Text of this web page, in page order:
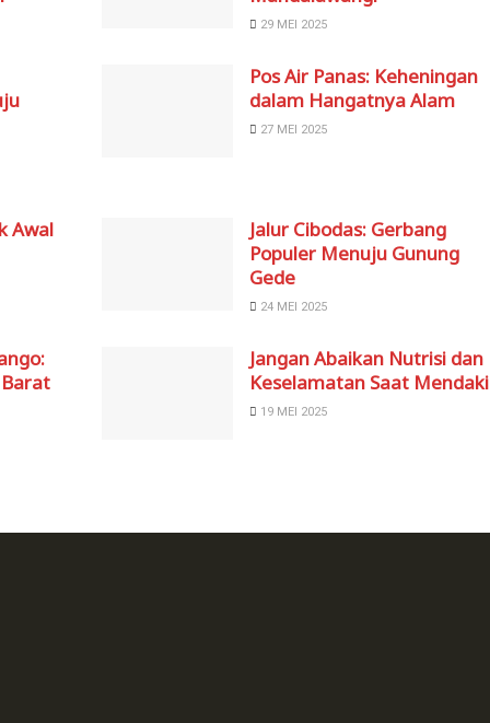
29 MEI 2025
Pos Air Panas: Keheningan
dalam Hangatnya Alam
27 MEI 2025
Awal
Jalur Cibodas: Gerbang
Populer Menuju Gunung
Gede
24 MEI 2025
Jangan Abaikan Nutrisi dan
Keselamatan Saat Mendaki
19 MEI 2025